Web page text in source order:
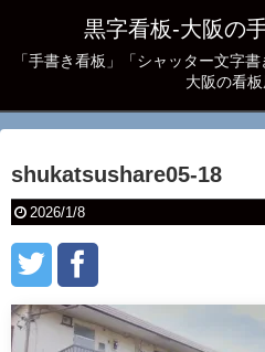
黒字看板‐大阪の
「手書き看板」「シャッター文字
大阪の看
shukatsushare05-18
2026/1/8